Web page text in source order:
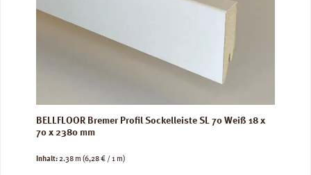
BELLFLOOR Bremer Profil Sockelleiste SL 70 Weiß 18 x
70 x 2380 mm
Inhalt:2.38 m (6,28 € / 1 m)